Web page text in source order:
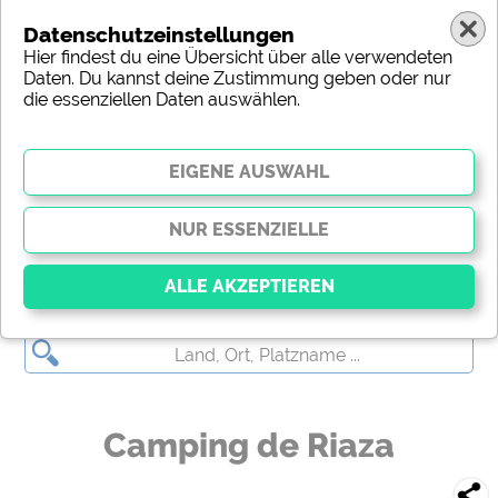
(c) shutterstock
Camping de Riaza
Datenschutzeinstellungen
Hier findest du eine Übersicht über alle verwendeten
Daten. Du kannst deine Zustimmung geben oder nur
die essenziellen Daten auswählen.
Essenziell
Cookies werden Teile der Websitenicht